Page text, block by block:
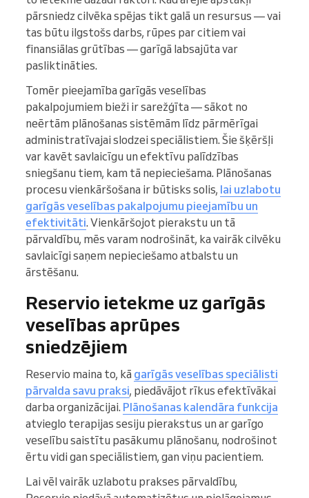
pārsniedz cilvēka spējas tikt galā un resursus — vai
tas būtu ilgstošs darbs, rūpes par citiem vai
finansiālas grūtības — garīgā labsajūta var
pasliktināties.
Tomēr pieejamība garīgās veselības
pakalpojumiem bieži ir sarežģīta — sākot no
neērtām plānošanas sistēmām līdz pārmērīgai
administratīvajai slodzei speciālistiem. Šie šķēršļi
var kavēt savlaicīgu un efektīvu palīdzības
sniegšanu tiem, kam tā nepieciešama. Plānošanas
procesu vienkāršošana ir būtisks solis, lai uzlabotu
garīgās veselības pakalpojumu pieejamību un
efektivitāti. Vienkāršojot pierakstu un tā
pārvaldību, mēs varam nodrošināt, ka vairāk cilvēku
savlaicīgi saņem nepieciešamo atbalstu un
ārstēšanu.
Reservio ietekme uz garīgās
veselības aprūpes
sniedzējiem
Reservio maina to, kā garīgās veselības speciālisti
pārvalda savu praksi, piedāvājot rīkus efektīvākai
darba organizācijai. Plānošanas kalendāra funkcija
atvieglo terapijas sesiju pierakstus un ar garīgo
veselību saistītu pasākumu plānošanu, nodrošinot
ērtu vidi gan speciālistiem, gan viņu pacientiem.
Lai vēl vairāk uzlabotu prakses pārvaldību,